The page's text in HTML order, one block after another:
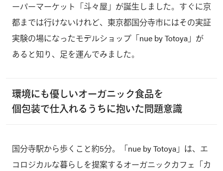
ーパーマーケット「斗々屋」が誕生しました。すぐに京
都までは行けないけれど、東京都国分寺市にはその実証
実験の場になったモデルショップ「nue by Totoya」が
あると知り、足を運んでみました。
環境にも優しいオーガニック食品を
個包装で仕入れるうちに抱いた問題意識
国分寺駅から歩くこと約5分。「nue by Totoya」は、エ
コロジカルな暮らしを提案するオーガニックカフェ「カ